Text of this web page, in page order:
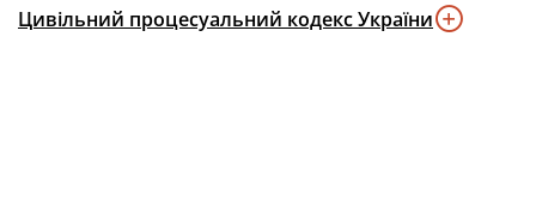
Цивільний процесуальний кодекс України